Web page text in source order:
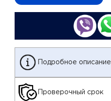
Подробное описание
Проверочный срок